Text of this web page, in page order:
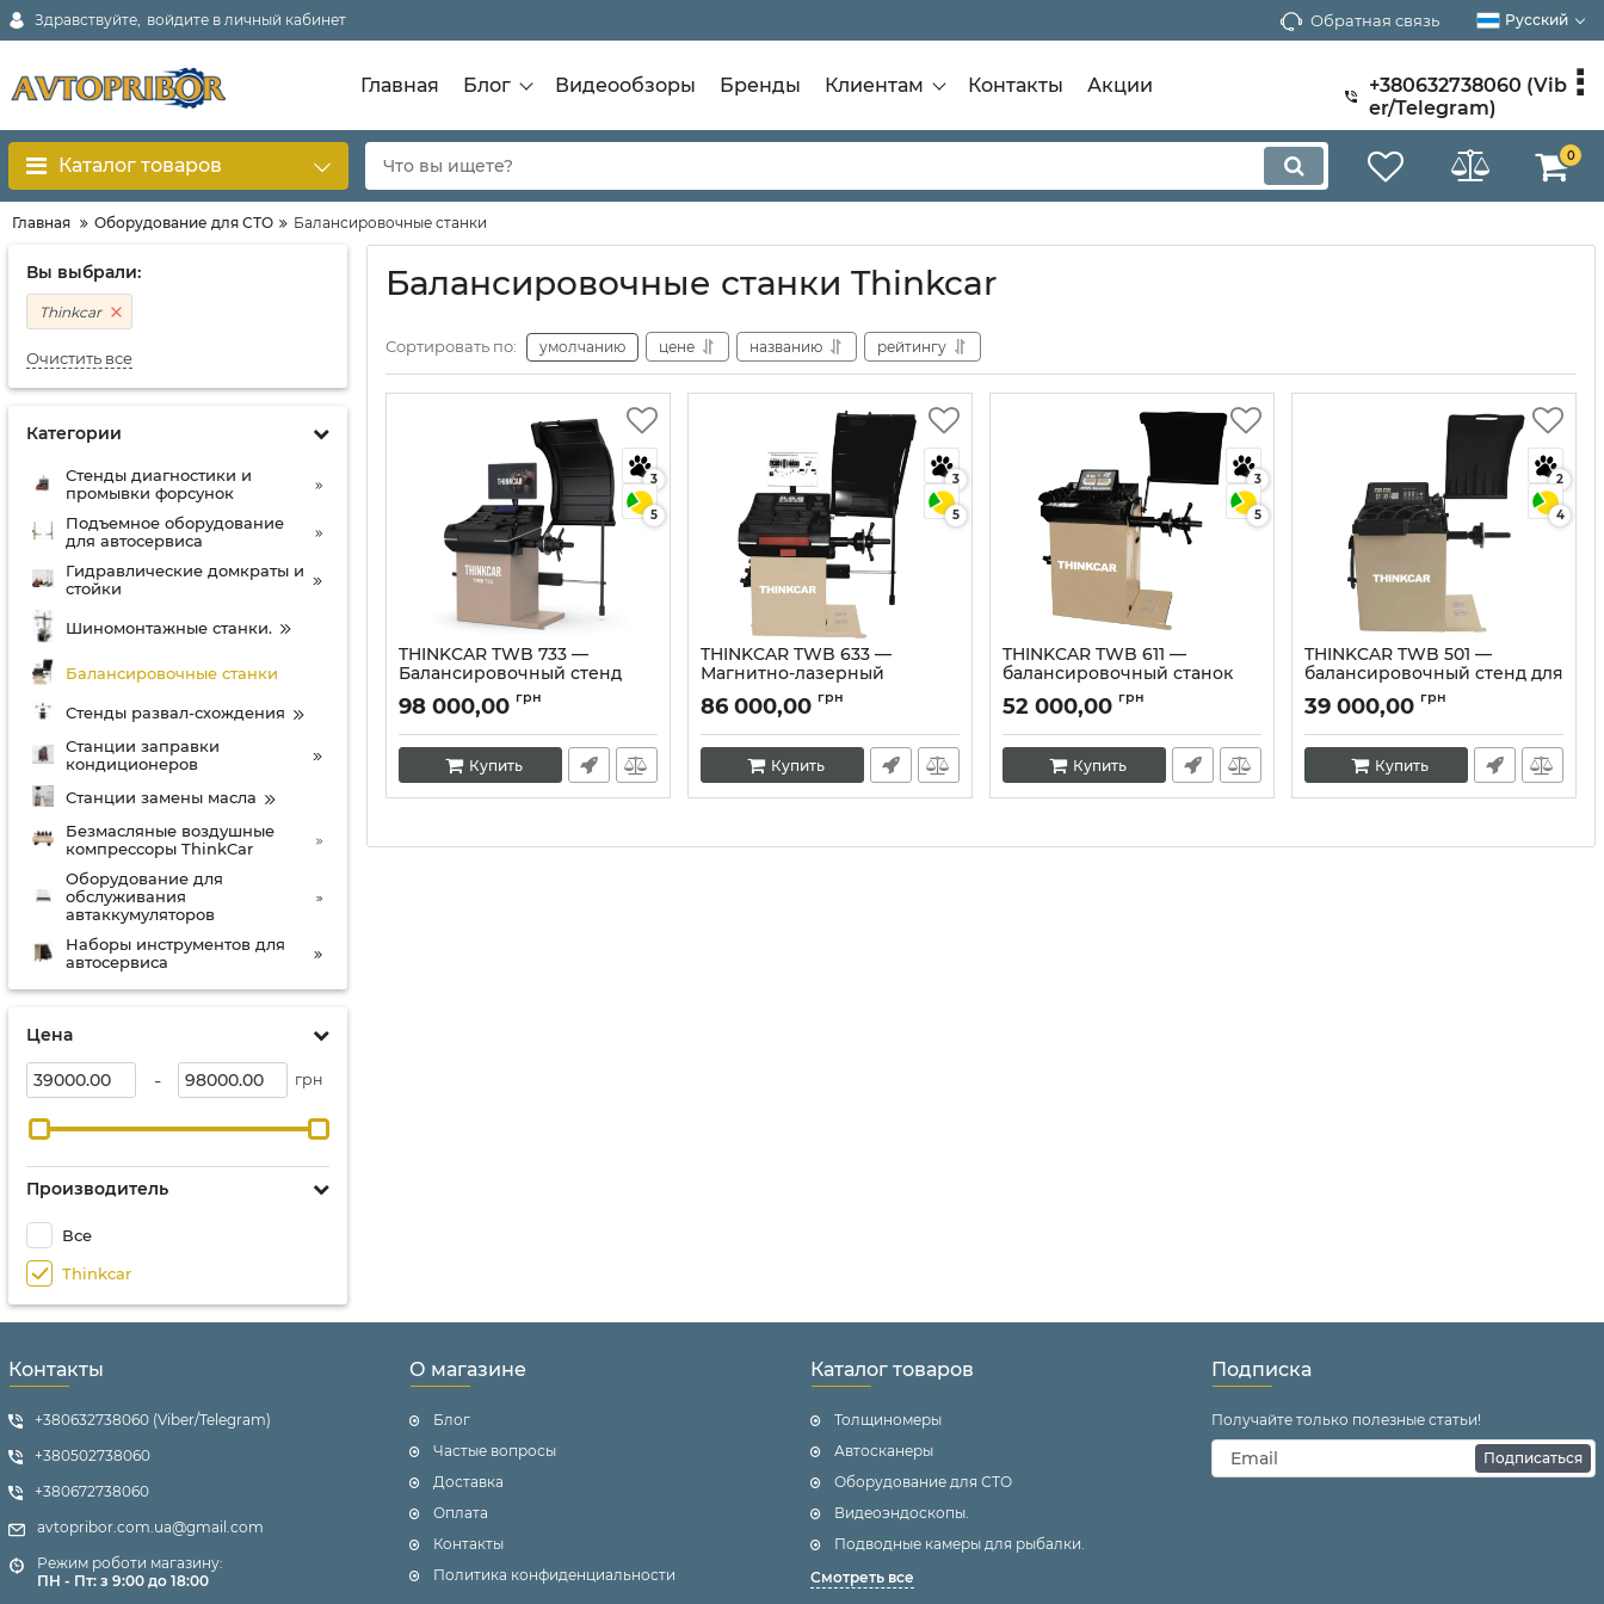
Здравствуйте, войдите в личный кабинет Обратная связь Русский
Главная Блог Видеообзоры Бренды Клиентам Контакты Акции
+380632738060 (Vib
er/Telegram)
Каталог товаров 0
Главная Оборудование для СТО Балансировочные станки
Вы выбрали:
Thinkcar
Очистить все
Категории
Стенды диагностики и
промывки форсунок
Подъемное оборудование
для автосервиса
Гидравлические домкраты и
стойки
Шиномонтажные станки.
Балансировочные станки
Стенды развал-схождения
Станции заправки
кондиционеров
Станции замены масла
Безмасляные воздушные
компрессоры ThinkCar
Оборудование для
обслуживания
автаккумуляторов
Наборы инструментов для
автосервиса
Цена
- грн
Производитель
Все
Thinkcar
Балансировочные станки Thinkcar
Сортировать по: умолчанию цене названию рейтингу
3
5
THINKCAR TWB 733 —
Балансировочный стенд
премиум-класса
Артикул:10347
98 000,00 грн
Купить
3
5
THINKCAR TWB 633 —
Магнитно-лазерный
балансировочный станок
Артикул:10346
86 000,00 грн
Купить
3
5
THINKCAR TWB 611 —
балансировочный станок
Артикул:10345
52 000,00 грн
Купить
2
4
THINKCAR TWB 501 —
балансировочный стенд для
шиномонтажа
Артикул:10344
39 000,00 грн
Купить
Контакты
+380632738060 (Viber/Telegram)
+380502738060
+380672738060
avtopribor.com.ua@gmail.com
Режим роботи магазину:
ПН - Пт: з 9:00 до 18:00
О магазине
Блог
Частые вопросы
Доставка
Оплата
Контакты
Политика конфиденциальности
Каталог товаров
Толщиномеры
Автосканеры
Оборудование для СТО
Видеоэндоскопы.
Подводные камеры для рыбалки.
Смотреть все
Подписка
Получайте только полезные статьи!
Подписаться